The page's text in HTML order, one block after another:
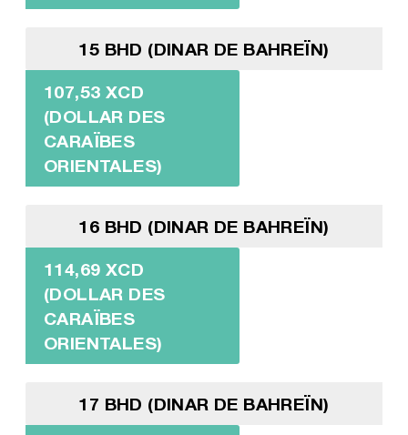
15 BHD (DINAR DE BAHREÏN)
107,53 XCD
(DOLLAR DES
CARAÏBES
ORIENTALES)
16 BHD (DINAR DE BAHREÏN)
114,69 XCD
(DOLLAR DES
CARAÏBES
ORIENTALES)
17 BHD (DINAR DE BAHREÏN)